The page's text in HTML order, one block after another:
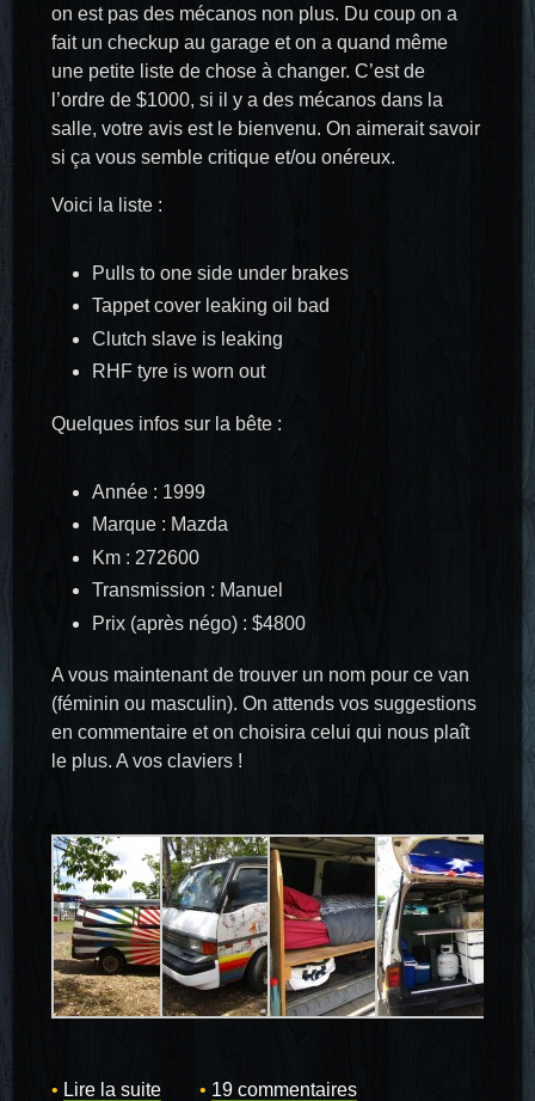
on est pas des mécanos non plus. Du coup on a
fait un checkup au garage et on a quand même
une petite liste de chose à changer. C’est de
l’ordre de $1000, si il y a des mécanos dans la
salle, votre avis est le bienvenu. On aimerait savoir
si ça vous semble critique et/ou onéreux.
Voici la liste :
Pulls to one side under brakes
Tappet cover leaking oil bad
Clutch slave is leaking
RHF tyre is worn out
Quelques infos sur la bête :
Année : 1999
Marque : Mazda
Km : 272600
Transmission : Manuel
Prix (après négo) : $4800
A vous maintenant de trouver un nom pour ce van
(féminin ou masculin). On attends vos suggestions
en commentaire et on choisira celui qui nous plaît
le plus. A vos claviers !
Lire la suite 19 commentaires